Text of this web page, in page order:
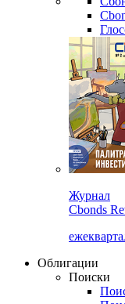
Новости &
Журнал
Cbonds